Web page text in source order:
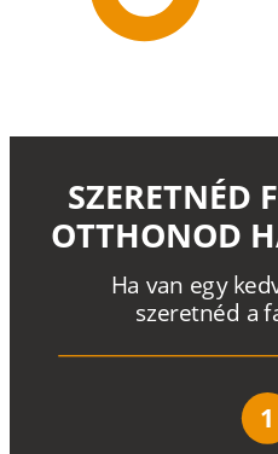
Ha van egy ked
szeretnéd a f
SZERETNÉD
OTTHONOD
1